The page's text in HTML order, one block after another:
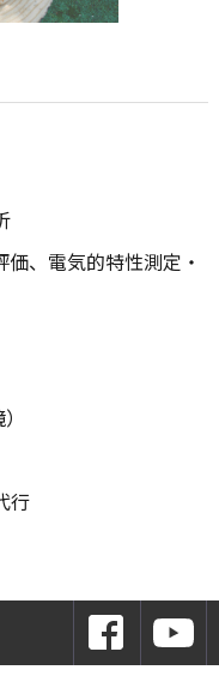
、電気的特性測定・
行